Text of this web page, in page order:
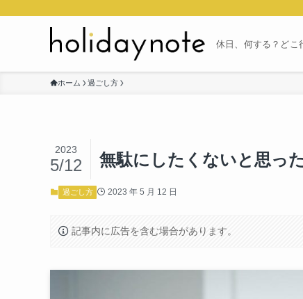
休日、何する？どこ
ホーム 過ごし方
無駄にしたくないと思っ
2023
5/12
過ごし方 2023 年 5 月 12 日
記事内に広告を含む場合があります。